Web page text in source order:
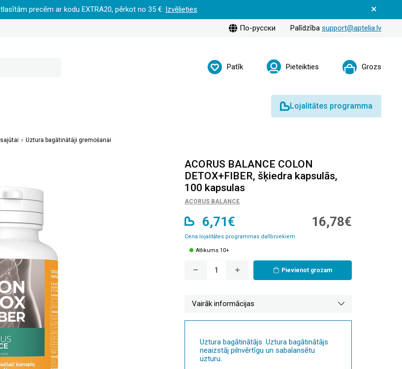
precēm ar kodu EXTRA20, pērkot no 35 €: Izvēlieties
По-русски Palīdzība support@aptelia.lv
Patīk Pieteikties Grozs
Lojalitātes programma
Uztura bagātinātāji gremošanai
ACORUS BALANCE COLON
DETOX+FIBER, šķiedra kapsulās,
100 kapsulas
ACORUS BALANCE
6,71€
Cena lojalitātes programmas dalībniekiem
16,78€
Atlikums 10+
Pievienot grozam
Vairāk informācijas
Uztura bagātinātājs. Uztura bagātinātājs
neaizstāj pilnvērtīgu un sabalansētu
uzturu.